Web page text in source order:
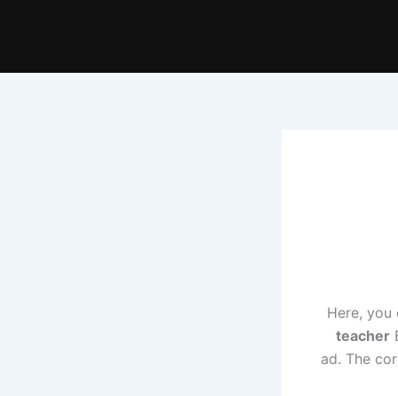
Here,
teacher
ad. The